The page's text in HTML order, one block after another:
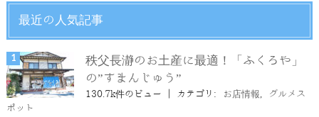
最近の人気記事
秩父長瀞のお土産に最適！「ふくろや」
の”すまんじゅう”
130.7k件のビュー カテゴリ: お店情報
グルメス
ポット